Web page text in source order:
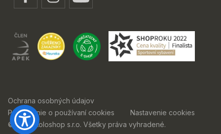
Ochrana osobných údajov
Prehlásenie o používaní cookies
Nastavenie cookies
© 2026 Koloshop s.r.o. Všetky práva vyhradené.